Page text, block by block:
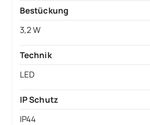
Bestückung
3,2 W
Technik
LED
IP Schutz
IP44